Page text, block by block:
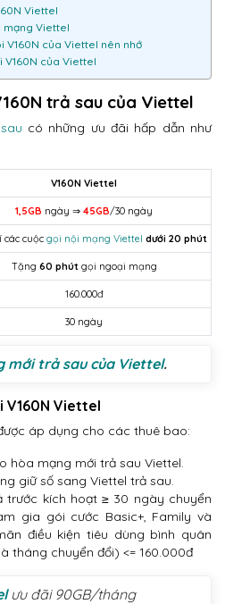
Viettel
mạng Viettel
V160N của Viettel nên nhớ
V160N của Viettel
trả sau của Viettel
có những ưu đãi hấp dẫn như
V160N Viettel
1,5GB ngày ⇒ 45GB/30 ngày
các cuộc gọi nội mạng Viettel dưới 20 phút
Tặng 60 phút gọi ngoại mạng
160.000đ
30 ngày
mới trả sau của Viettel.
V160N Viettel
áp dụng cho các thuê bao:
hòa mạng mới trả sau Viettel.
giữ số sang Viettel trả sau.
trước kích hoạt ≥ 30 ngày chuyển
gia gói cước Basic+, Family và
điều kiện tiêu dùng bình quân
tháng chuyển đổi) <= 160.000đ
ưu đãi 90GB/tháng